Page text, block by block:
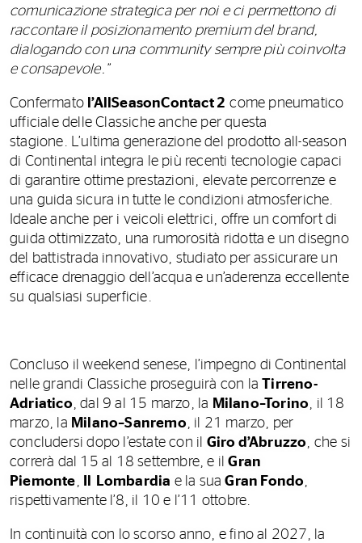
comunicazione strategica per noi e ci permettono di
raccontare il posizionamento premium del brand,
dialogando con una community sempre più coinvolta
e consapevole.”
Confermato l’AllSeasonContact 2come pneumatico
ufficiale delle Classiche anche per questa
stagione. L’ultima generazione del prodotto all-season
di Continental integra le più recenti tecnologie capaci
di garantire ottime prestazioni, elevate percorrenze e
una guida sicura in tutte le condizioni atmosferiche.
Ideale anche per i veicoli elettrici, offre un comfort di
guida ottimizzato, una rumorosità ridotta e un disegno
del battistrada innovativo, studiato per assicurare un
efficace drenaggio dell’acqua e un’aderenza eccellente
su qualsiasi superficie.
Concluso il weekend senese, l’impegno di Continental
nelle grandi Classiche proseguirà con laTirreno-
Adriatico, dal 9 al 15 marzo, la Milano–Torino, il 18
marzo, la Milano–Sanremo, il 21 marzo, per
concludersi dopo l’estate con il Giro d’Abruzzo, che si
correrà dal 15 al 18 settembre, e ilGran
Piemonte, Il Lombardia e la suaGran Fondo,
rispettivamente l’8, il 10 e l’11 ottobre.
In continuità con lo scorso anno, e fino al 2027, la